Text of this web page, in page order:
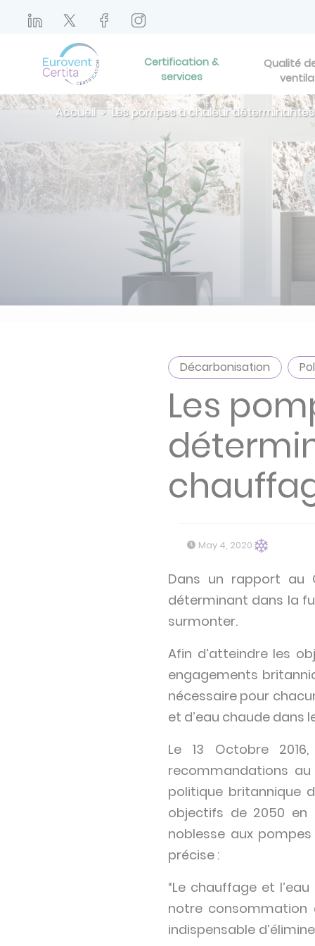
Certification &
services
Qualité
Accueil Les pompes à chaleur
Décarbonisation
Les
May 4, 2020
Dans un rapport au
déterminant dans la
surmonter.
Afin d’atteindre les
engagements
nécessaire pour
et d’eau chaude dans
Le 13 Octobre
recommandations
politique britannique
objectifs de 2050 en
noblesse aux
précise :
“Le chauffage et
notre consommation
indispensable